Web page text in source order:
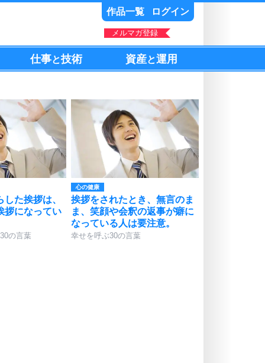
作品一覧 ログイン
メルマガ登録
仕事と技術 資産と運用
た挨拶は、
拶になってい
の言葉
心の健康
挨拶をされたとき、無言のま
ま、笑顔や会釈の返事が癖に
なっている人は要注意。
幸せを呼ぶ30の言葉